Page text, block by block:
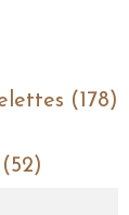
(178)